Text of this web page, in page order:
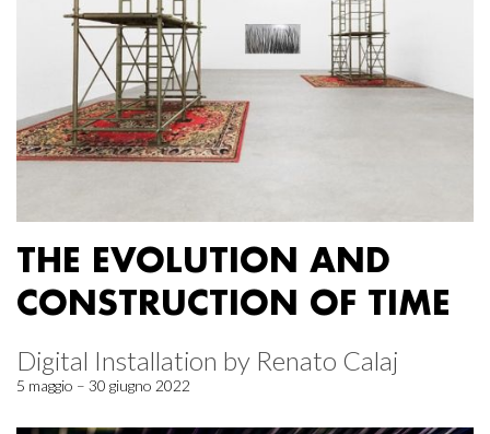
THE EVOLUTION AND
CONSTRUCTION OF TIME
Digital Installation by Renato Calaj
5 maggio – 30 giugno 2022